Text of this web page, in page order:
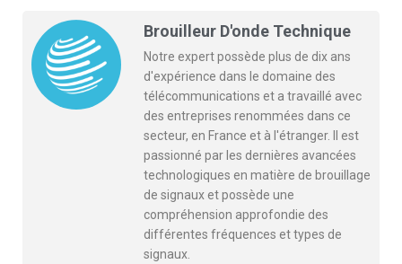
Brouilleur D'onde Technique
Notre expert possède plus de dix ans
d'expérience dans le domaine des
télécommunications et a travaillé avec
des entreprises renommées dans ce
secteur, en France et à l'étranger. Il est
passionné par les dernières avancées
technologiques en matière de brouillage
de signaux et possède une
compréhension approfondie des
différentes fréquences et types de
signaux.